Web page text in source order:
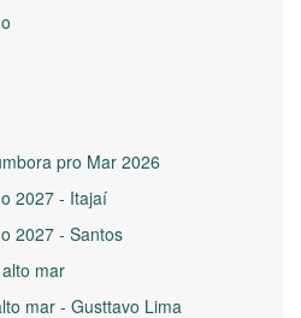
pro Mar 2026
2027 - Itajaí
2027 - Santos
mar
mar - Gusttavo Lima